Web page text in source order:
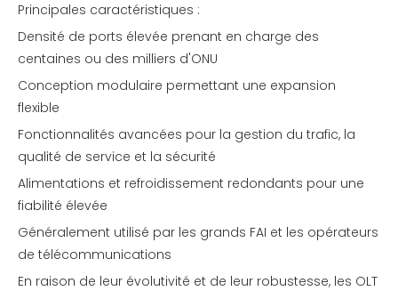
Principales caractéristiques :
Densité de ports élevée prenant en charge des
centaines ou des milliers d'ONU
Conception modulaire permettant une expansion
flexible
Fonctionnalités avancées pour la gestion du trafic, la
qualité de service et la sécurité
Alimentations et refroidissement redondants pour une
fiabilité élevée
Généralement utilisé par les grands FAI et les opérateurs
de télécommunications
En raison de leur évolutivité et de leur robustesse, les OLT